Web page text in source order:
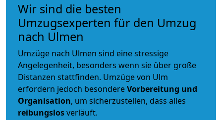
Wir sind die besten
Umzugsexperten für den Umzug
nach Ulmen
Umzüge nach Ulmen sind eine stressige
Angelegenheit, besonders wenn sie über große
Distanzen stattfinden. Umzüge von Ulm
erfordern jedoch besondereVorbereitung und
Organisation, um sicherzustellen, dass alles
reibungslosverläuft.